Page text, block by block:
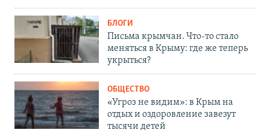
БЛОГИ
Письма крымчан. Что-то стало
меняться в Крыму: где же теперь
укрыться?
ОБЩЕСТВО
«Угроз не видим»: в Крым на
отдых и оздоровление завезут
тысячи детей